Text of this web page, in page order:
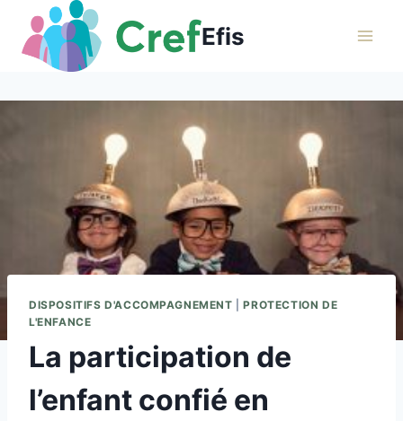
contenu
Efis
DISPOSITIFS D'ACCOMPAGNEMENT |PROTECTION DE
L'ENFANCE
La participation de
l’enfant confié en